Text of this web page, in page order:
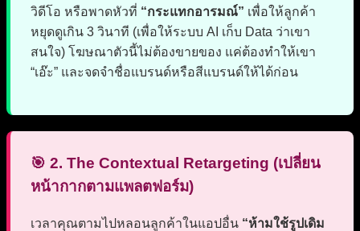
วิดีโอ หรือพาดหัวที่ “กระแทกอารมณ์” เพื่อให้ลูกค้า
หยุดดูเกิน 3 วินาที (เพื่อให้ระบบ AI เก็บ Data ว่าเขา
สนใจ) โฆษณาตัวนี้ไม่ต้องขายของ แค่ต้องทำให้เขา
“เอ๊ะ” และจดจำชื่อแบรนด์หรือสีแบรนด์ให้ได้ก่อน
🎯 2. The Contextual Retargeting (เปลี่ยน
หน้ากากตามแพลตฟอร์ม)
เวลาคุณตามไปหลอนลูกค้าในแอปอื่น “ห้ามใช้รูปเดิม